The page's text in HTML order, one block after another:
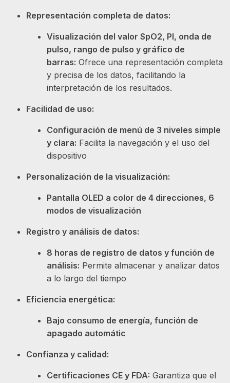
Representación completa de datos:
Visualización del valor SpO2, PI, onda de
pulso, rango de pulso y gráfico de
barras: Ofrece una representación completa
y precisa de los datos, facilitando la
interpretación de los resultados.
Facilidad de uso:
Configuración de menú de 3 niveles simple
y clara: Facilita la navegación y el uso del
dispositivo
Personalización de la visualización:
Pantalla OLED a color de 4 direcciones, 6
modos de visualización
Registro y análisis de datos:
8 horas de registro de datos y función de
análisis: Permite almacenar y analizar datos
a lo largo del tiempo
Eficiencia energética:
Bajo consumo de energía, función de
apagado automátic
Confianza y calidad:
Certificaciones CE y FDA: Garantiza que el